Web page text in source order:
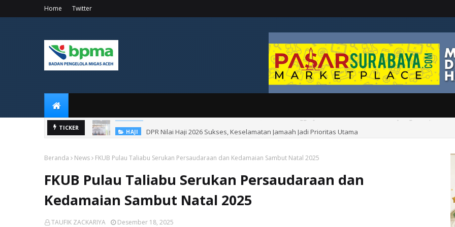
Home Twitter
TICKER HAJI DPR Nilai Haji 2026 Sukses, Keselamatan Jamaah Jadi Prioritas Utama
Beranda News FKUB Pulau Taliabu Serukan Persaudaraan dan Kedamaian Sambut Natal 2025
FKUB Pulau Taliabu Serukan Persaudaraan dan
Kedamaian Sambut Natal 2025
TAUFIK ZACKARIYA Desember 18, 2025